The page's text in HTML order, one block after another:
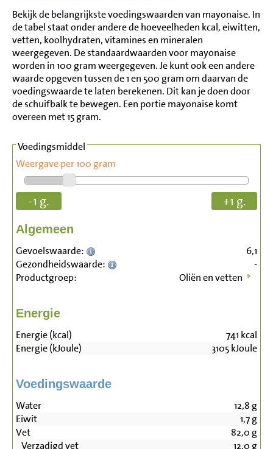
Bekijk de belangrijkste voedingswaarden van mayonaise. In
de tabel staat onder andere de hoeveelheden kcal, eiwitten,
vetten, koolhydraten, vitamines en mineralen
weergegeven. De standaardwaarden voor mayonaise
worden in 100 gram weergegeven. Je kunt ook een andere
waarde opgeven tussen de 1 en 500 gram om daarvan de
voedingswaarde te laten berekenen. Dit kan je doen door
de schuifbalk te bewegen. Een portie mayonaise komt
overeen met 15 gram.
Voedingsmiddel
Weergave per 100 gram
-1 g. +1 g.
Algemeen
Gevoelswaarde:
6,1
Gezondheidswaarde:
-
Productgroep:
Oliën en vetten
Energie
Energie (kcal) 741 kcal
Energie (kJoule)
3105kJoule
Voedingswaarde
Water 12,8 g
Eiwit
1,7g
Vet
82,0 g
Verzadigd vet
12,0 g